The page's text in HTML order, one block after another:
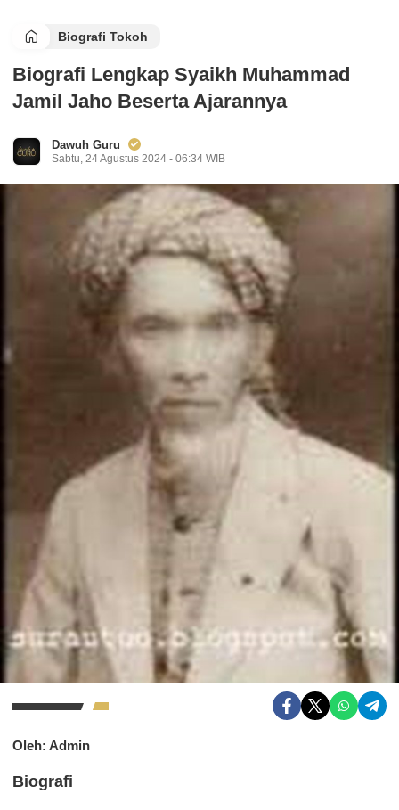
Biografi Tokoh
Biografi Lengkap Syaikh Muhammad
Jamil Jaho Beserta Ajarannya
Dawuh Guru
Sabtu, 24 Agustus 2024 - 06:34 WIB
Oleh: Admin
Biografi